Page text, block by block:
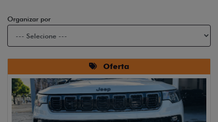
Organizar por
Oferta